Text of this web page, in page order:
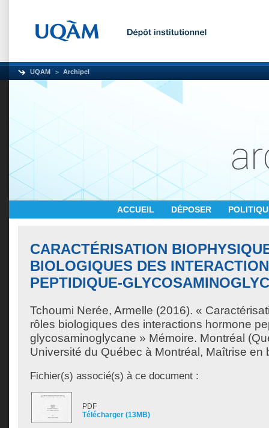
UQAM Archipel
ACCUEIL DÉPOSER
CARACTÉRISATION
BIOLOGIQUES DES
PEPTIDIQUE-
Tchoumi Nerée, Armelle (2016). «
rôles biologiques des interactions hormone
glycosaminoglycane » Mémoire. Montréal
Université du Québec à Montréal, Maîtrise en
Fichier(s) associé(s) à ce document :
PDF
Télécharger (13MB)